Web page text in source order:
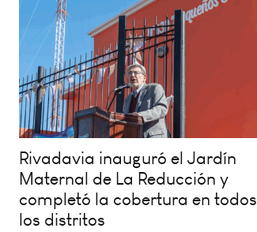
Rivadavia inauguró el Jardín
Maternal de La Reducción y
completó la cobertura en todos
los distritos